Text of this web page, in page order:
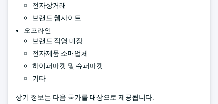
전자상거래
브랜드 웹사이트
오프라인
브랜드 직영 매장
전자제품 소매업체
하이퍼마켓 및 슈퍼마켓
기타
상기 정보는 다음 국가를 대상으로 제공됩니다.